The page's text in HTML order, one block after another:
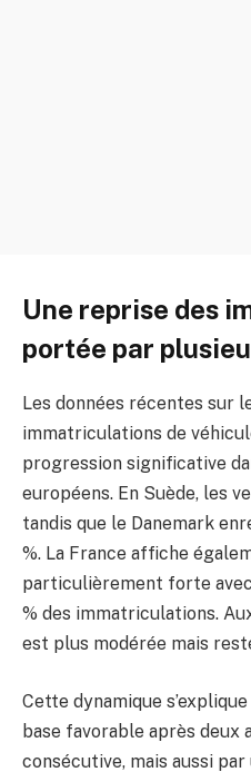
Une reprise des
portée par
Les données récentes sur
immatriculations de
progression significative
européens. En Suède, les
tandis que le Danemark
%. La France affiche
particulièrement forte
% des immatriculations.
est plus modérée mais
Cette dynamique
base favorable après deux
consécutive, mais aussi